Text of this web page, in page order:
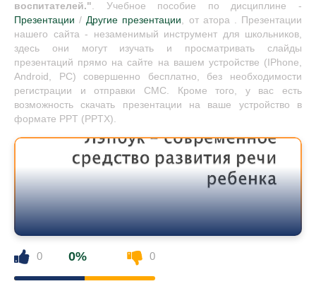
воспитателей.". Учебное пособие по дисциплине -
Презентации /Другие презентации, от атора . Презентации
нашего сайта - незаменимый инструмент для школьников,
здесь они могут изучать и просматривать слайды
презентаций прямо на сайте на вашем устройстве (IPhone,
Android, PC) совершенно бесплатно, без необходимости
регистрации и отправки СМС. Кроме того, у вас есть
возможность скачать презентации на ваше устройство в
формате PPT (PPTX).
0 0% 0